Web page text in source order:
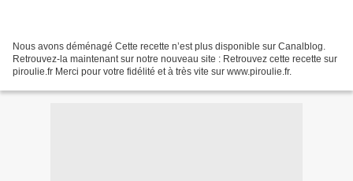
Nous avons déménagé Cette recette n’est plus disponible sur Canalblog.
Retrouvez-la maintenant sur notre nouveau site : Retrouvez cette recette sur
piroulie.fr Merci pour votre fidélité et à très vite sur www.piroulie.fr.